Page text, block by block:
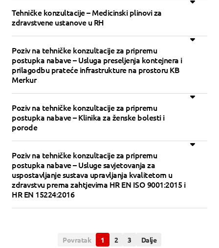
Tehničke konzultacije – Medicinski plinovi za
zdravstvene ustanove u RH
Poziv na tehničke konzultacije za pripremu
postupka nabave – Usluga preseljenja kontejnera i
prilagodbu prateće infrastrukture na prostoru KB
Merkur
Poziv na tehničke konzultacije za pripremu
postupka nabave – Klinika za ženske bolesti i
porode
Poziv na tehničke konzultacije za pripremu
postupka nabave – Usluge savjetovanja za
uspostavljanje sustava upravljanja kvalitetom u
zdravstvu prema zahtjevima HR EN ISO 9001:2015 i
HR EN 15224:2016
Povratak 1 2 3 Dalje